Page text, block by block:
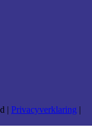
| Privacyverklaring |